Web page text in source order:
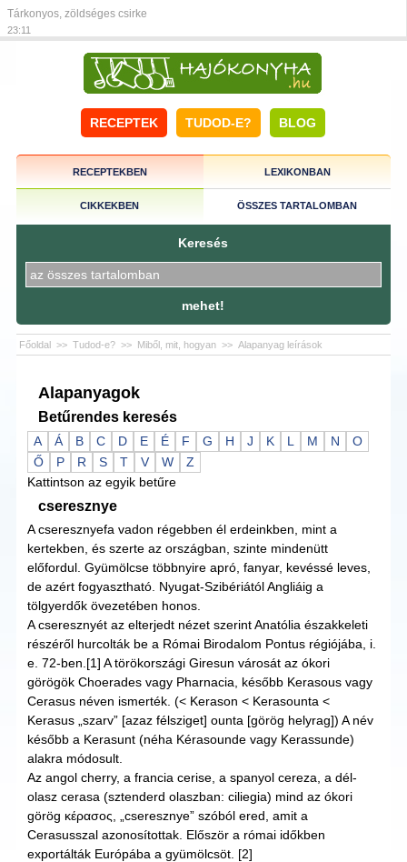
Tárkonyos, zöldséges csirke
23:11
RECEPTEK TUDOD-E? BLOG
RECEPTEKBEN LEXIKONBAN
CIKKEKBEN ÖSSZES TARTALOMBAN
Keresés
mehet!
Főoldal >> Tudod-e? >> Miből, mit, hogyan >> Alapanyag leírások
Alapanyagok
Betűrendes keresés
A Á B C D E É F G H J K L M N
O
Ő
P R S T V W
Z
Kattintson az egyik betűre
cseresznye
A cseresznyefa vadon régebben él erdeinkben, mint a
kertekben, és szerte az országban, szinte mindenütt
előfordul. Gyümölcse többnyire apró, fanyar, kevéssé leves,
de azért fogyasztható. Nyugat-Szibériától Angliáig a
tölgyerdők övezetében honos.
A cseresznyét az elterjedt nézet szerint Anatólia északkeleti
részéről hurcolták be a Római Birodalom Pontus régiójába, i.
e. 72-ben.[1] A törökországi Giresun városát az ókori
görögök Choerades vagy Pharnacia, később Kerasous vagy
Cerasus néven ismerték. (< Kerason < Kerasounta <
Kerasus „szarv” [azaz félsziget] ounta [görög helyrag]) A név
később a Kerasunt (néha Kérasounde vagy Kerassunde)
alakra módosult.
Az angol cherry, a francia cerise, a spanyol cereza, a dél-
olasz cerasa (sztenderd olaszban: ciliegia) mind az ókori
görög κέρασος, „cseresznye” szóból ered, amit a
Cerasusszal azonosítottak. Először a római időkben
exportálták Európába a gyümölcsöt. [2]